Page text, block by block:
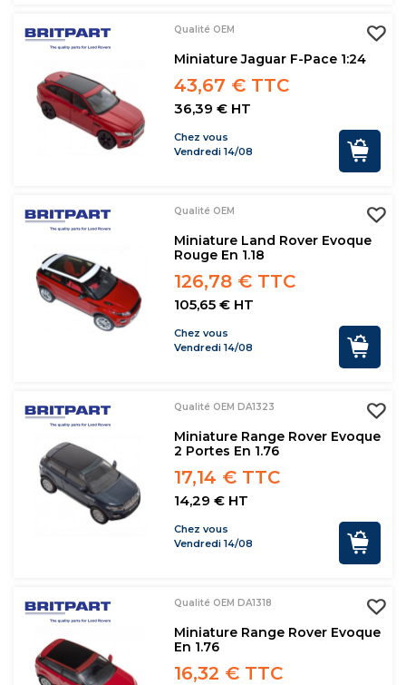
Qualité OEM
Miniature Jaguar F-Pace 1:24
43,67 € TTC
36,39 € HT
Chez vous
Vendredi 14/08
Qualité OEM
Miniature Land Rover Evoque
Rouge En 1.18
126,78 € TTC
105,65 € HT
Chez vous
Vendredi 14/08
Qualité OEM DA1323
Miniature Range Rover Evoque
2 Portes En 1.76
17,14 € TTC
14,29 € HT
Chez vous
Vendredi 14/08
Qualité OEM DA1318
Miniature Range Rover Evoque
En 1.76
16,32 € TTC